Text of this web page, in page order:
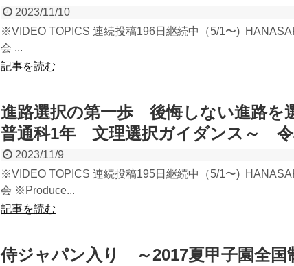
2023/11/10
※VIDEO TOPICS 連続投稿196日継続中（5/1〜)
会 ...
記事を読む
進路選択の第一歩 後悔しない進路
普通科1年 文理選択ガイダンス～ 令
2023/11/9
※VIDEO TOPICS 連続投稿195日継続中（5/1〜)
会 ※Produce...
記事を読む
侍ジャパン入り ～2017夏甲子園全国